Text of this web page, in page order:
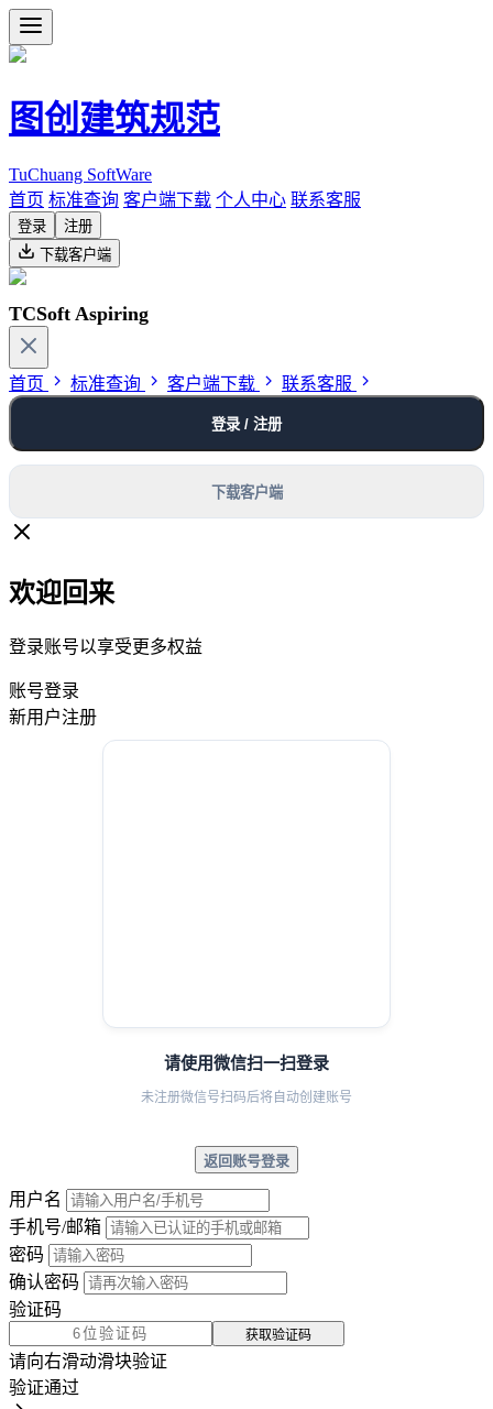
图创建筑规范
TuChuang SoftWare
首页 标准查询 客户端下载 个人中心 联系客服
登录
注册
下载客户端
TCSoft Aspiring
首页 标准查询 客户端下载 联系客服
登录 / 注册
下载客户端
欢迎回来
登录账号以享受更多权益
账号登录
新用户注册
请使用微信扫一扫登录
未注册微信号扫码后将自动创建账号
返回账号登录
用户名
手机号/邮箱
密码
确认密码
验证码
获取验证码
请向右滑动滑块验证
验证通过